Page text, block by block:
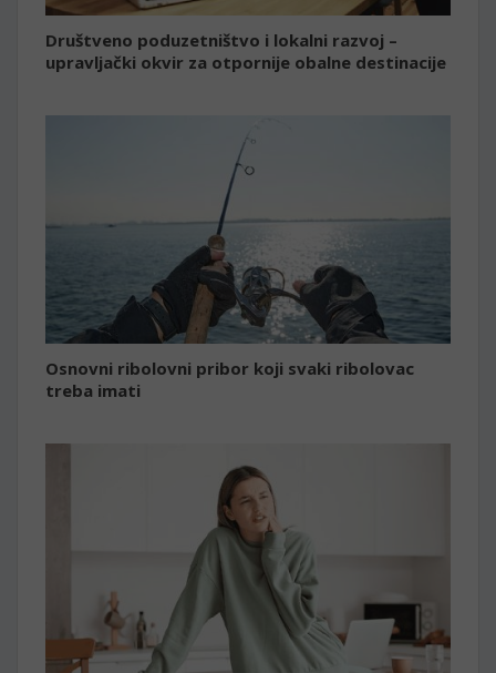
Društveno poduzetništvo i lokalni razvoj –
upravljački okvir za otpornije obalne destinacije
Osnovni ribolovni pribor koji svaki ribolovac
treba imati